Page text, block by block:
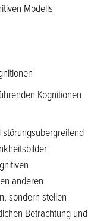
Modells
Kognitionen
anderen
sondern stellen
Betrachtung und